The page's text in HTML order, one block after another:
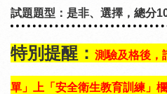
試題題型：是非、選擇，總分
特別提醒： 測驗及格後，
單」上「安全衛生教育訓練」